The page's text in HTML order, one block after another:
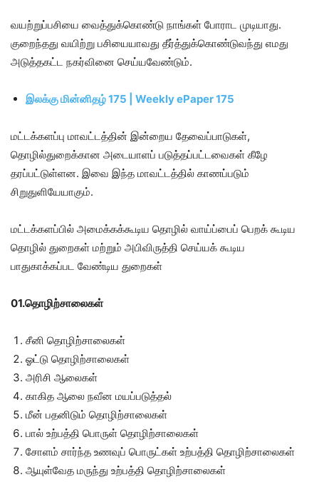
வயற்றுப்பசியை வைத்துக்கொண்டு நாங்கள் போராட முடியாது.
குறைந்தது வயிற்று பசியையாவது தீர்த்துக்கொண்டுவந்து எமது
அடுத்தகட்ட நகர்வினை செய்யவேண்டும்.
இலக்கு மின்னிதழ் 175 | Weekly ePaper 175
மட்டக்களப்பு மாவட்டத்தின் இன்றைய தேவைப்பாடுகள்,
தொழில்துறைக்கான அடையாளப் படுத்தப்பட்டவைகள் கீழே
தரப்பட்டுள்ளன. இவை இந்த மாவட்டத்தில் காணப்படும்
சிறுதுளியேயாகும்.
மட்டக்களப்பில் அமைக்கக்கூடிய தொழில் வாய்ப்பைப் பெறக் கூடிய
தொழில் துறைகள் மற்றும் அபிவிருத்தி செய்யக் கூடிய
பாதுகாக்கப்பட வேண்டிய துறைகள்
01.தொழிற்சாலைகள்
சீனி தொழிற்சாலைகள்
ஓட்டு தொழிற்சாலைகள்
அரிசி ஆலைகள்
காகித ஆலை நவீன மயப்படுத்தல்
மீன் பதனிடும் தொழிற்சாலைகள்
பால் உற்பத்தி பொருள் தொழிற்சாலைகள்
சோளம் சார்ந்த உணவுப் பொருட்கள் உற்பத்தி தொழிற்சாலைகள்
ஆயுள்வேத மருந்து உற்பத்தி தொழிற்சாலைகள்